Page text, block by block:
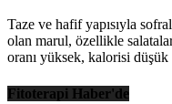
Taze ve hafif yapısıyla
olan marul, özellikle
oranı yüksek, kalorisi düşük
Fitoterapi Haber'de